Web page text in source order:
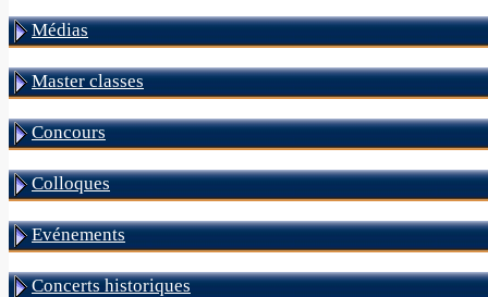
Médias
Master classes
Concours
Colloques
Evénements
Concerts historiques